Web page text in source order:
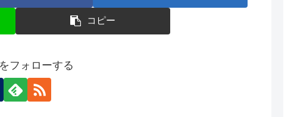
コピー
フォローする